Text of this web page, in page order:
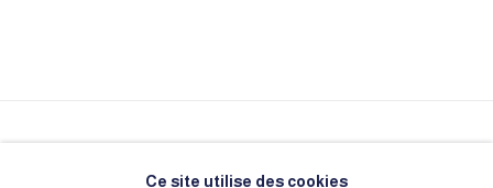
Ce site utilise des cookies